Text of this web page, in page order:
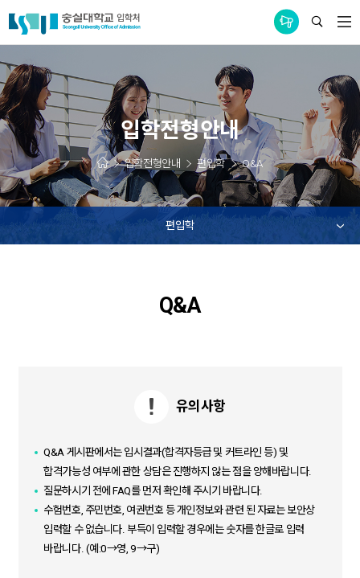
통합공지사항
입학전형안내
입학전형안내 편입학 Q&A
편입학
Q&A
유의사항
Q&A 게시판에서는 입시결과(합격자등급 및 커트라인 등) 및
합격가능성 여부에 관한 상담은 진행하지 않는 점을 양해바랍니다.
질문하시기 전에 FAQ를 먼저 확인해 주시기 바랍니다.
수험번호, 주민번호, 여권번호 등 개인정보와 관련 된 자료는 보안상
입력할 수 없습니다. 부득이 입력할 경우에는 숫자를 한글로 입력
바랍니다. (예:0→영, 9→구)